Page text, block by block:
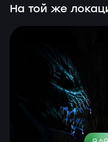
На той же